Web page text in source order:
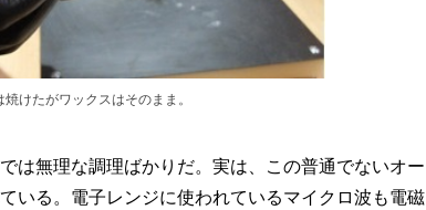
けたがワックスはそのまま。
は無理な調理ばかりだ。実は、この普通でないオー
いる。電子レンジに使われているマイクロ波も電磁